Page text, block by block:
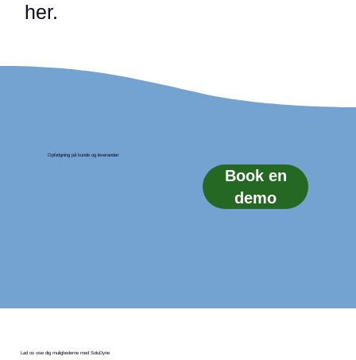
her.
Book en
demo
Opfølgning på kunde og leverandør
Lad os vise dig mulighederne med SoluDyne